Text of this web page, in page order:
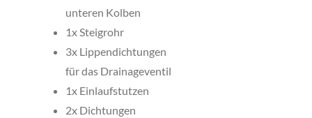
unteren Kolben
1x Steigrohr
3x Lippendichtungen
für das Drainageventil
1x Einlaufstutzen
2x Dichtungen